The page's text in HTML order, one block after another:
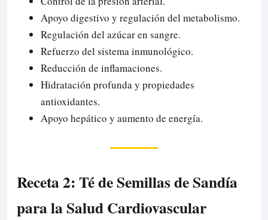
Apoyo digestivo y regulación del metabolismo.
Regulación del azúcar en sangre.
Refuerzo del sistema inmunológico.
Reducción de inflamaciones.
Hidratación profunda y propiedades
antioxidantes.
Apoyo hepático y aumento de energía.
Receta 2: Té de Semillas de Sandía
para la Salud Cardiovascular